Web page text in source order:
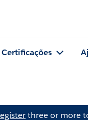
Certificações
three or more